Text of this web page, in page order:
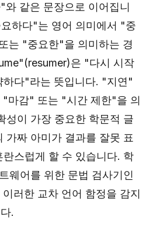
와 같은 문장으로 이어집니
하다"는 영어 의미에서 "중
는 "중요한"을 의미하는 경
은 "다시 시작
다"라는 뜻입니다. "지연"
"마감" 또는 "시간 제한"을 의
성이 가장 중요한 학문적 글
가짜 아미가 결과를 잘못 표
스럽게 할 수 있습니다. 학
웨어를 위한 문법 검사기인
러한 교차 언어 함정을 감지
.